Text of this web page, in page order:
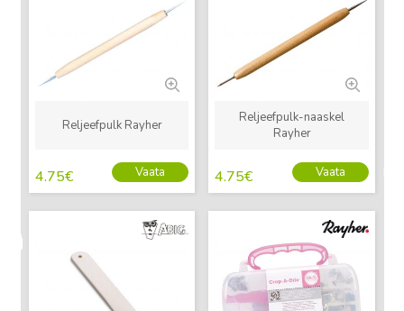
Reljeefpulk Rayher
4.75€ Vaata
Reljeefpulk-naaskel
Rayher
4.75€ Vaata